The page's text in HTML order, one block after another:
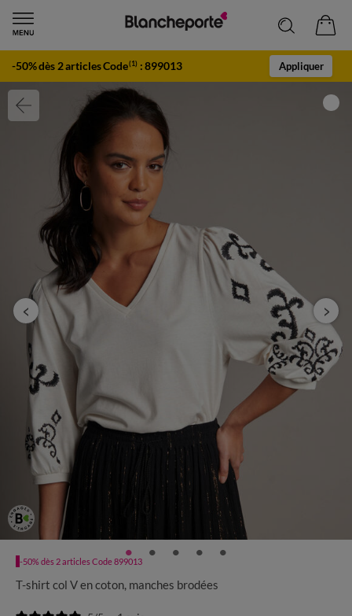
-50% dès 2 articles Code(1) :899013 Appliquer
-50% dès 2 articles Code 899013
T-shirt col V en coton, manches brodées